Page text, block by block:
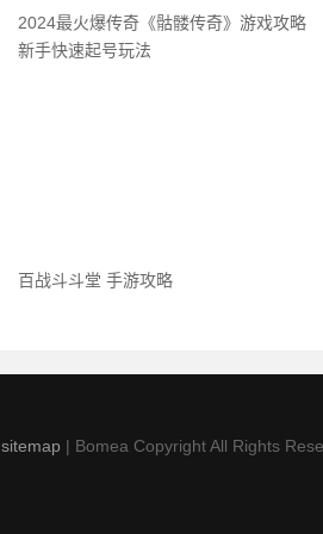
2024最火爆传奇《骷髅传奇》游戏攻略
新手快速起号玩法
百战斗斗堂 手游攻略
sitemap | Bomea Copyright All Rights